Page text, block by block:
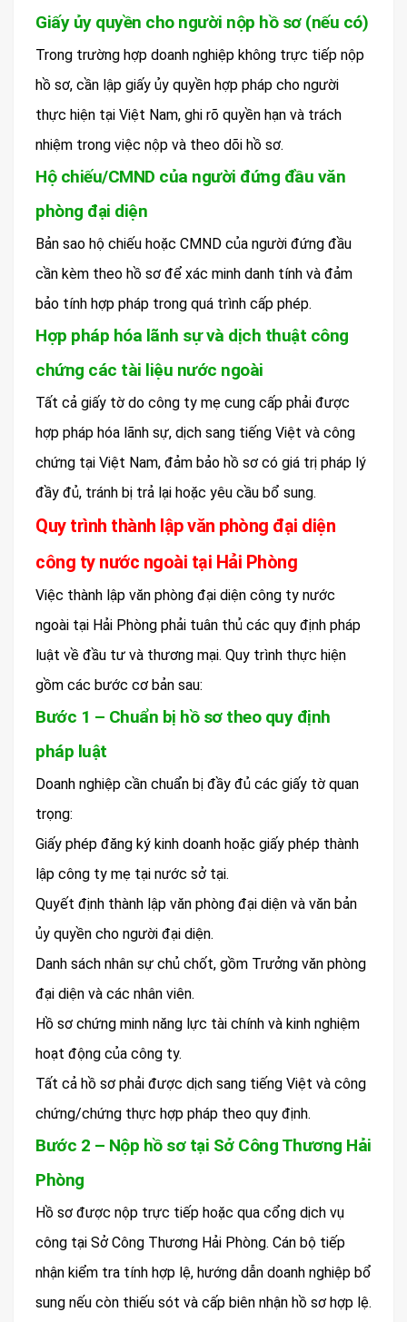
Giấy ủy quyền cho người nộp hồ sơ (nếu có)
Trong trường hợp doanh nghiệp không trực tiếp nộp
hồ sơ, cần lập giấy ủy quyền hợp pháp cho người
thực hiện tại Việt Nam, ghi rõ quyền hạn và trách
nhiệm trong việc nộp và theo dõi hồ sơ.
Hộ chiếu/CMND của người đứng đầu văn
phòng đại diện
Bản sao hộ chiếu hoặc CMND của người đứng đầu
cần kèm theo hồ sơ để xác minh danh tính và đảm
bảo tính hợp pháp trong quá trình cấp phép.
Hợp pháp hóa lãnh sự và dịch thuật công
chứng các tài liệu nước ngoài
Tất cả giấy tờ do công ty mẹ cung cấp phải được
hợp pháp hóa lãnh sự, dịch sang tiếng Việt và công
chứng tại Việt Nam, đảm bảo hồ sơ có giá trị pháp lý
đầy đủ, tránh bị trả lại hoặc yêu cầu bổ sung.
Quy trình thành lập văn phòng đại diện
công ty nước ngoài tại Hải Phòng
Việc thành lập văn phòng đại diện công ty nước
ngoài tại Hải Phòng phải tuân thủ các quy định pháp
luật về đầu tư và thương mại. Quy trình thực hiện
gồm các bước cơ bản sau:
Bước 1 – Chuẩn bị hồ sơ theo quy định
pháp luật
Doanh nghiệp cần chuẩn bị đầy đủ các giấy tờ quan
trọng:
Giấy phép đăng ký kinh doanh hoặc giấy phép thành
lập công ty mẹ tại nước sở tại.
Quyết định thành lập văn phòng đại diện và văn bản
ủy quyền cho người đại diện.
Danh sách nhân sự chủ chốt, gồm Trưởng văn phòng
đại diện và các nhân viên.
Hồ sơ chứng minh năng lực tài chính và kinh nghiệm
hoạt động của công ty.
Tất cả hồ sơ phải được dịch sang tiếng Việt và công
chứng/chứng thực hợp pháp theo quy định.
Bước 2 – Nộp hồ sơ tại Sở Công Thương Hải
Phòng
Hồ sơ được nộp trực tiếp hoặc qua cổng dịch vụ
công tại Sở Công Thương Hải Phòng. Cán bộ tiếp
nhận kiểm tra tính hợp lệ, hướng dẫn doanh nghiệp bổ
sung nếu còn thiếu sót và cấp biên nhận hồ sơ hợp lệ.